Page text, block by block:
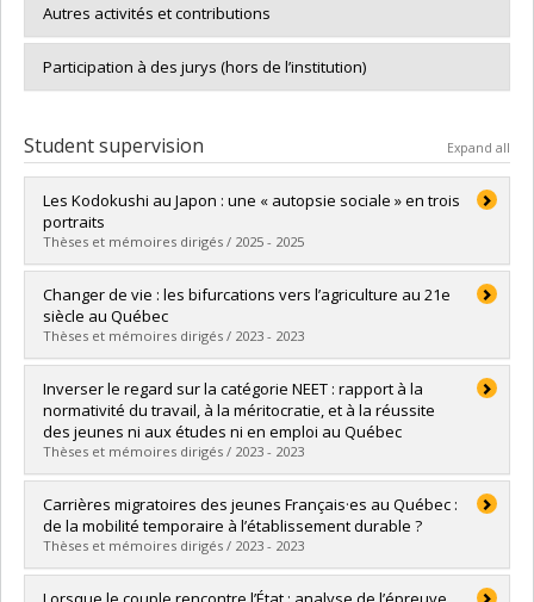
Autres activités et contributions
Participation à des jurys (hors de l’institution)
Student supervision Expand all
Les Kodokushi au Japon : une « autopsie sociale » en trois
portraits
Thèses et mémoires dirigés / 2025 - 2025
Graduate : Berniard, Laurelei
Cycle :Master's
Grade :M.A.
Lien vers le document dans Papyrus
Changer de vie : les bifurcations vers l’agriculture au 21e
siècle au Québec
Thèses et mémoires dirigés / 2023 - 2023
Graduate :Moriceau, Mélissa
Cycle :Doctoral
Grade :Ph. D.
Lien vers le document dans Papyrus
Inverser le regard sur la catégorie NEET : rapport à la
normativité du travail, à la méritocratie, et à la réussite
des jeunes ni aux études ni en emploi au Québec
Thèses et mémoires dirigés / 2023 - 2023
Graduate :Guatieri, Quentin
Cycle :Doctoral
Grade :Ph. D.
Lien vers le document dans Papyrus
Carrières migratoires des jeunes Français·es au Québec :
de la mobilité temporaire à l’établissement durable ?
Thèses et mémoires dirigés / 2023 - 2023
Graduate :Auger, Alexis